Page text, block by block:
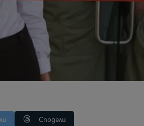
Сподели